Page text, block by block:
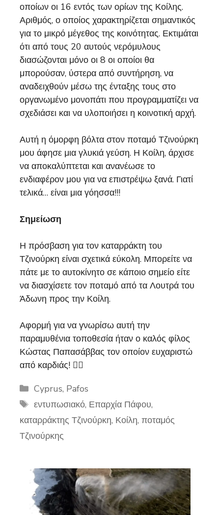
οποίων οι 16 εντός των ορίων της Κοίλης.
Αριθμός, ο οποίος χαρακτηρίζεται σημαντικός
για το μικρό μέγεθος της κοινότητας. Εκτιμάται
ότι από τους 20 αυτούς νερόμυλους
διασώζονται μόνο οι 8 οι οποίοι θα
μπορούσαν, ύστερα από συντήρηση, να
αναδειχθούν μέσω της ένταξης τους στο
οργανωμένο μονοπάτι που προγραμματίζει να
σχεδιάσει και να υλοποιήσει η κοινοτική αρχή.
Αυτή η όμορφη βόλτα στον ποταμό Τζινούρκη
μου άφησε μια γλυκιά γεύση. Η Κοίλη, άρχισε
να αποκαλύπτεται και ανανέωσε το
ενδιαφέρον μου για να επιστρέψω ξανά. Γιατί
τελικά… είναι μια γόησσα!!!
Σημείωση
Η πρόσβαση για τον καταρράκτη του
Τζινούρκη είναι σχετικά εύκολη. Μπορείτε να
πάτε με το αυτοκίνητο σε κάποιο σημείο είτε
να διασχίσετε τον ποταμό από τα Λουτρά του
Άδωνη προς την Κοίλη.
Αφορμή για να γνωρίσω αυτή την
παραμυθένια τοποθεσία ήταν ο καλός φίλος
Κώστας Παπασάββας τον οποίον ευχαριστώ
από καρδιάς! 
Categories
Cyprus, Pafos
Tags
εντυπωσιακό, Επαρχία Πάφου,
καταρράκτης Τζινούρκη, Κοίλη, ποταμός
Τζινούρκης